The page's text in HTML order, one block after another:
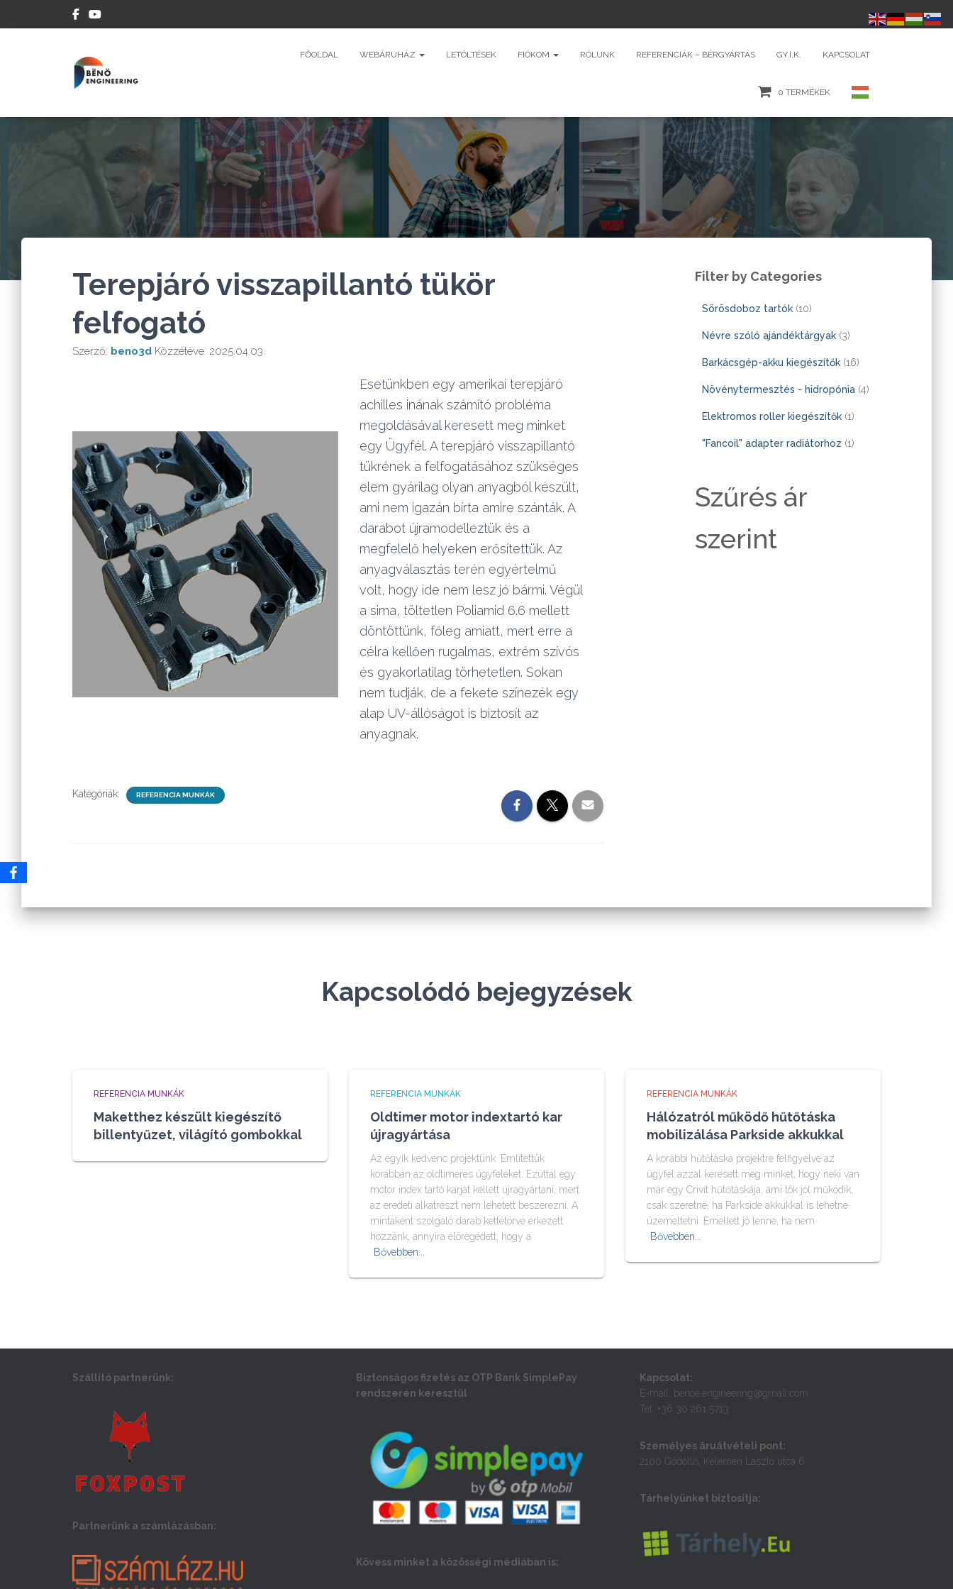
FŐOLDAL WEBÁRUHÁZ LETÖLTÉSEK FIÓKOM RÓLUNK REFERENCIÁK – BÉRGYÁRTÁS GY.I.K. KAPCSOLAT
0 TERMÉKEK
Terepjáró visszapillantó tükör
felfogató
Szerző: beno3d Közzétéve: 2025.04.03.
Esetünkben egy amerikai terepjáró
achilles inának számító probléma
megoldásával keresett meg minket
egy Ügyfél. A terepjáró visszapillantó
tükrének a felfogatásához szükséges
elem gyárilag olyan anyagból készült,
ami nem igazán bírta amire szánták. A
darabot újramodelleztük és a
megfelelő helyeken erősítettük. Az
anyagválasztás terén egyértelmű
volt, hogy ide nem lesz jó bármi. Végül
a sima, töltetlen Poliamid 6.6 mellett
döntöttünk, főleg amiatt, mert erre a
célra kellően rugalmas, extrém szívós
és gyakorlatilag törhetetlen. Sokan
nem tudják, de a fekete színezék egy
alap UV-állóságot is biztosít az
anyagnak.
Kategóriák: REFERENCIA MUNKÁK
Filter by Categories
Sörösdoboz tartók 101
0
é
Névre szóló ajándéktárgyak 33
t
Barkácsgép-akku kiegészítők 161
6
Növénytermesztés - hidropónia 44
Elektromos roller kiegészítők 11
t
"Fancoil" adapter radiátorhoz 11
Szűrés ár
szerint
Kapcsolódó bejegyzések
REFERENCIA MUNKÁK
Maketthez készült kiegészítő
billentyűzet, világító gombokkal
REFERENCIA MUNKÁK
Oldtimer motor indextartó kar
újragyártása
Az egyik kedvenc projektünk. Említettük
korábban az oldtimeres ügyfeleket. Ezúttal egy
motor index tartó karját kellett újragyártani, mert
az eredeti alkatrészt nem lehetett beszerezni. A
mintaként szolgáló darab kettétörve érkezett
hozzánk, annyira elöregedett, hogy a
Bővebben...
REFERENCIA MUNKÁK
Hálózatról működő hűtőtáska
mobilizálása Parkside akkukkal
A korábbi hűtőtáska projektre felfigyelve az
ügyfél azzal keresett meg minket, hogy neki van
már egy Crivit hűtőtáskája, ami tök jól működik,
csak szeretné, ha Parkside akkukkal is lehetne
üzemeltetni. Emellett jó lenne, ha nem
Bővebben...
Szállító partnerünk:
Partnerünk a számlázásban:
Biztonságos fizetés az OTP Bank SimplePay
rendszerén keresztül
Kövess minket a közösségi médiában is:
Kapcsolat:
E-mail: benoe.engineering@gmail.com
Tel: +36 30 261 5713
Személyes áruátvételi pont:
2100 Gödöllő, Kelemen László utca 6.
Tárhelyünket biztosítja: